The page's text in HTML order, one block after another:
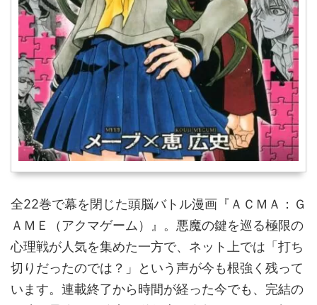
全22巻で幕を閉じた頭脳バトル漫画『ＡＣＭＡ：Ｇ
ＡＭＥ（アクマゲーム）』。悪魔の鍵を巡る極限の
心理戦が人気を集めた一方で、ネット上では「打ち
切りだったのでは？」という声が今も根強く残って
います。連載終了から時間が経った今でも、完結の